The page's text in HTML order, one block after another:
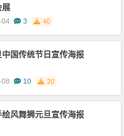
展
3 40
中国传统节日宣传海报
10 20
风舞狮元旦宣传海报